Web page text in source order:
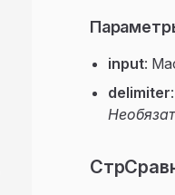
input:
delimiter